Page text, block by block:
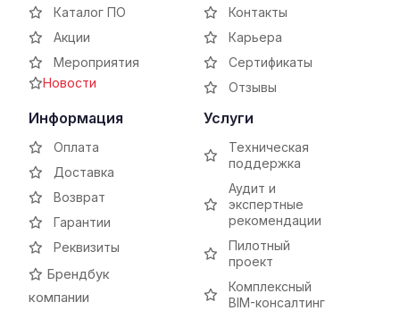
Каталог ПО
Акции
Мероприятия
Новости
Контакты
Карьера
Сертификаты
Отзывы
Информация
Оплата
Доставка
Возврат
Гарантии
Реквизиты
Брендбук
компании
Услуги
Техническая
поддержка
Аудит и
экспертные
рекомендации
Пилотный
проект
Комплексный
BIM-консалтинг